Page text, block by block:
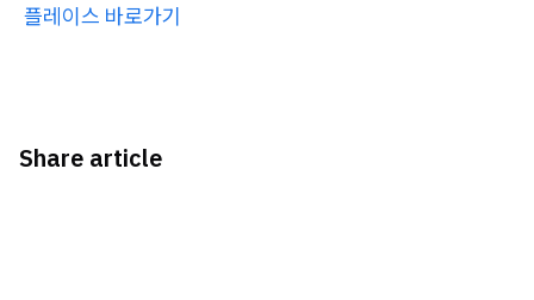
플레이스 바로가기
Share article